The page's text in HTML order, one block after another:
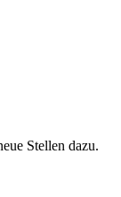
Stellen dazu.